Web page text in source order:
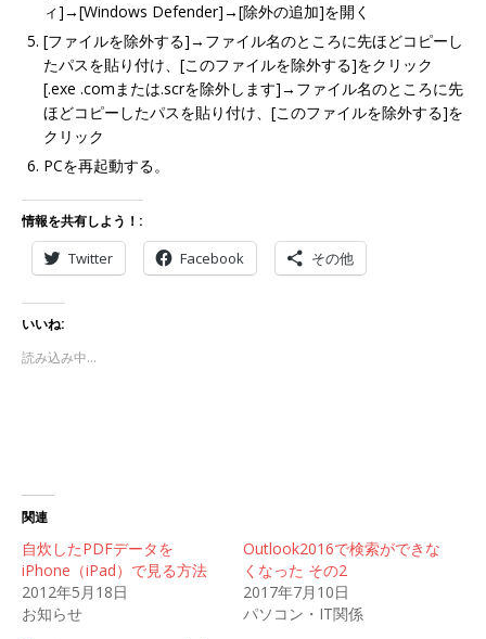
ィ]→[Windows Defender]→[除外の追加]を開く
[ファイルを除外する]→ファイル名のところに先ほどコピーし
たパスを貼り付け、[このファイルを除外する]をクリック
[.exe .comまたは.scrを除外します]→ファイル名のところに先
ほどコピーしたパスを貼り付け、[このファイルを除外する]を
クリック
PCを再起動する。
情報を共有しよう！:
Twitter Facebook その他
いいね:
読み込み中…
関連
自炊したPDFデータを
iPhone（iPad）で見る方法
2012年5月18日
お知らせ
Outlook2016で検索ができな
くなった その2
2017年7月10日
パソコン・IT関係